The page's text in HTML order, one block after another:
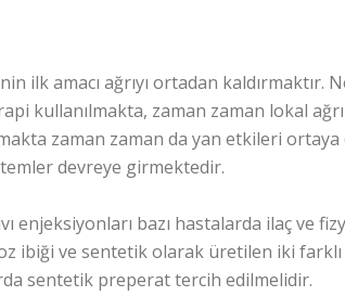
ilk amacı ağrıyı ortadan kaldırmaktır.
kullanılmakta, zaman zaman lokal
zaman zaman da yan etkileri
devreye girmektedir.
enjeksiyonları bazı hastalarda ilaç ve
ibiği ve sentetik olarak üretilen iki
sentetik preperat tercih edilmelidir.